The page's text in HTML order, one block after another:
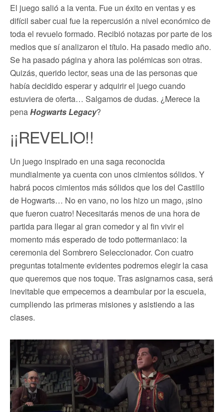
El juego salió a la venta. Fue un éxito en ventas y es
difícil saber cual fue la repercusión a nivel económico de
toda el revuelo formado. Recibió notazas por parte de los
medios que sí analizaron el título. Ha pasado medio año.
Se ha pasado página y ahora las polémicas son otras.
Quizás, querido lector, seas una de las personas que
había decidido esperar y adquirir el juego cuando
estuviera de oferta… Salgamos de dudas. ¿Merece la
penaHogwarts Legacy?
¡¡REVELIO!!
Un juego inspirado en una saga reconocida
mundialmente ya cuenta con unos cimientos sólidos. Y
habrá pocos cimientos más sólidos que los del Castillo
de Hogwarts… No en vano, no los hizo un mago, ¡sino
que fueron cuatro! Necesitarás menos de una hora de
partida para llegar al gran comedor y al fin vivir el
momento más esperado de todo pottermaniaco: la
ceremonia del Sombrero Seleccionador. Con cuatro
preguntas totalmente evidentes podremos elegir la casa
que queremos que nos toque. Tras asignarnos casa, será
inevitable que empecemos a deambular por la escuela,
cumpliendo las primeras misiones y asistiendo a las
clases.